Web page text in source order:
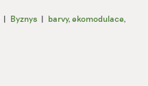
| Byznys | barvy, ekomodulace,